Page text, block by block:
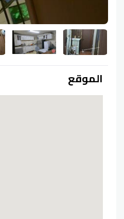
الموقع